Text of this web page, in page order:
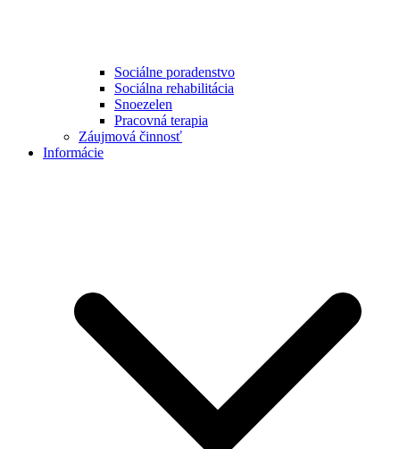
Sociálne poradenstvo
Sociálna rehabilitácia
Snoezelen
Pracovná terapia
Záujmová činnosť
Informácie